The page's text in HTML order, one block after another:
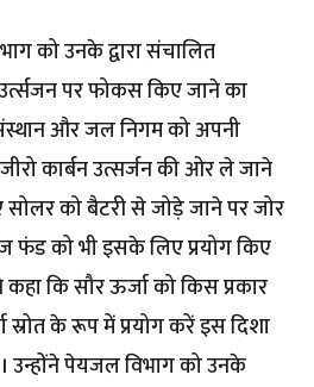
को उनके द्वारा संचालित
पर फोकस किए जाने का
और जल निगम को अपनी
कार्बन उत्सर्जन की ओर ले जाने
सोलर को बैटरी से जोड़े जाने पर जोर
फंड को भी इसके लिए प्रयोग किए
कहा कि सौर ऊर्जा को किस प्रकार
के रूप में प्रयोग करें इस दिशा
उन्होंने पेयजल विभाग को उनके